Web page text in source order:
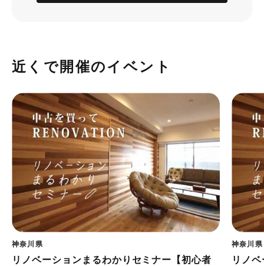
近くで開催のイベント
神奈川県
リノベーションまるわかりセミナー【初心者
神奈川県
リノ